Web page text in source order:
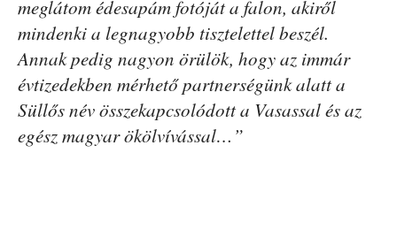
meglátom édesapám fotóját a falon, akiről
mindenki a legnagyobb tisztelettel beszél.
Annak pedig nagyon örülök, hogy az immár
évtizedekben mérhető partnerségünk alatt a
Süllős név összekapcsolódott a Vasassal és az
egész magyar ökölvívással…”